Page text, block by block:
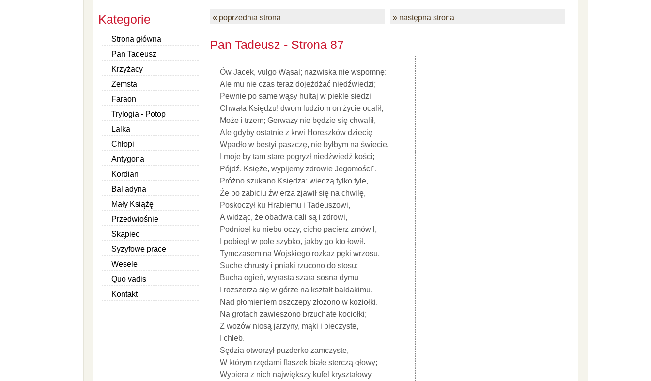
Kategorie
Strona główna
Pan Tadeusz
Krzyżacy
Zemsta
Faraon
Trylogia - Potop
Lalka
Chłopi
Antygona
Kordian
Balladyna
Mały Książę
Przedwiośnie
Skąpiec
Syzyfowe prace
Wesele
Quo vadis
Kontakt
« poprzednia strona » następna strona
Pan Tadeusz - Strona 87
Ów Jacek, vulgo Wąsal; nazwiska nie wspomnę:
Ale mu nie czas teraz dojeżdżać niedźwiedzi;
Pewnie po same wąsy hultaj w piekle siedzi.
Chwała Księdzu! dwom ludziom on życie ocalił,
Może i trzem; Gerwazy nie będzie się chwalił,
Ale gdyby ostatnie z krwi Horeszków dziecię
Wpadło w bestyi paszczę, nie byłbym na świecie,
I moje by tam stare pogryzł niedźwiedź kości;
Pójdź, Księże, wypijemy zdrowie Jegomości".
Próżno szukano Księdza; wiedzą tylko tyle,
Źe po zabiciu źwierza zjawił się na chwilę,
Poskoczył ku Hrabiemu i Tadeuszowi,
A widząc, że obadwa cali są i zdrowi,
Podniosł ku niebu oczy, cicho pacierz zmówił,
I pobiegł w pole szybko, jakby go kto łowił.
Tymczasem na Wojskiego rozkaz pęki wrzosu,
Suche chrusty i pniaki rzucono do stosu;
Bucha ogień, wyrasta szara sosna dymu
I rozszerza się w górze na kształt baldakimu.
Nad płomieniem oszczepy złożono w koziołki,
Na grotach zawieszono brzuchate kociołki;
Z wozów niosą jarzyny, mąki i pieczyste,
I chleb.
Sędzia otworzył puzderko zamczyste,
W którym rzędami flaszek białe sterczą głowy;
Wybiera z nich największy kufel kryształowy